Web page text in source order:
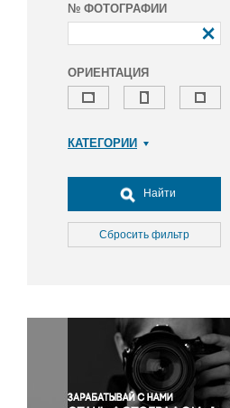
№ ФОТОГРАФИИ
ОРИЕНТАЦИЯ
КАТЕГОРИИ
Досуг, туризм и отдых
Культура
Медицина
Окружающая среда
Политика
Правосудие
Происшествия и конфликты
Найти
Сбросить фильтр